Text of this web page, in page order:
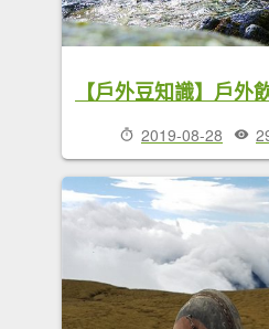
【戶外豆知識】戶外
2019-08-28